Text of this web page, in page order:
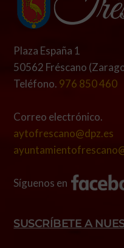
Plaza España 1
50562 Fréscano
Teléfono. 976 850 460
Correo electrónico.
aytofrescano@dpz.es
Síguenos en
SUSCRÍBETE A